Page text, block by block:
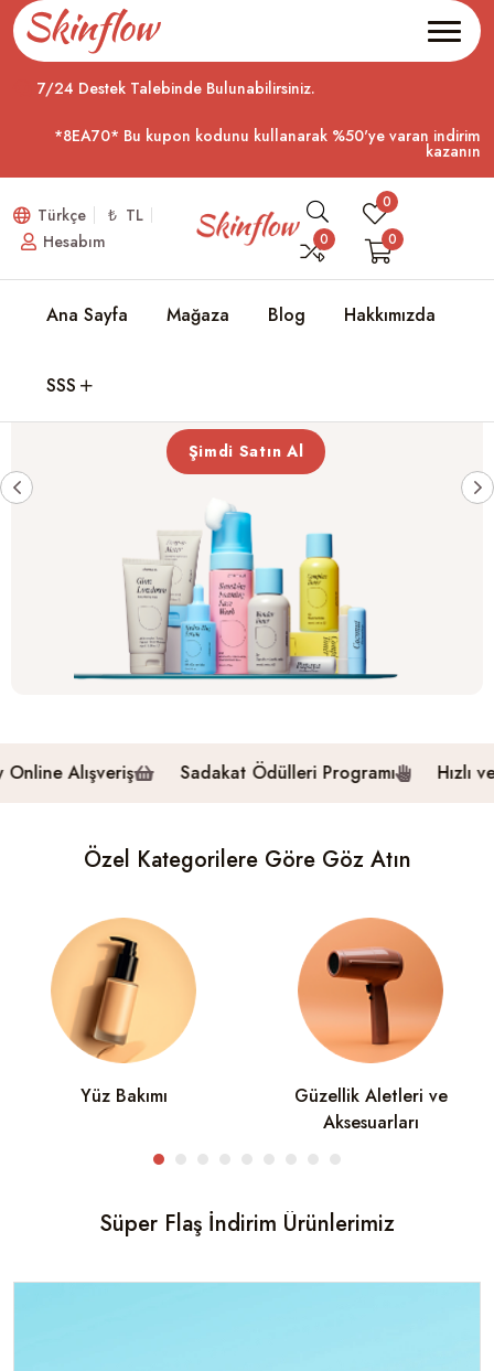
7/24 Destek Talebinde Bulunabilirsiniz.
*8EA70* Bu kupon kodunu kullanarak %50'ye varan indirim
kazanın
Türkçe
₺ TL
Hesabım
0
0
0
Ana Sayfa Mağaza Blog Hakkımızda
SSS
Her Gün Cildinizde Kendinize
Cilt bakımının etkili ve besleyici olması gerektiğine inanıyoruz.
Şimdi Satın Al
Sadakat Ödülleri Programı Hızlı ve Güvenilir
Özel Kategorilere Göre Göz Atın
Yüz Bakımı
Güzellik Aletleri ve
Aksesuarları
Süper Flaş İndirim Ürünlerimiz